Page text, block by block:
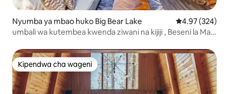
Nyumba ya mbao huko Big Bear Lake Ukadiriaji wa
4.97 (324)
umbali wa kutembea kwenda ziwani na kijiji , Beseni la Maji
Kipendwa cha wageni
Kipendwa cha wageni